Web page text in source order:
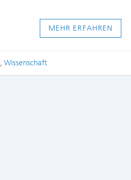
MEHR ERFAHREN
, Wissenschaft